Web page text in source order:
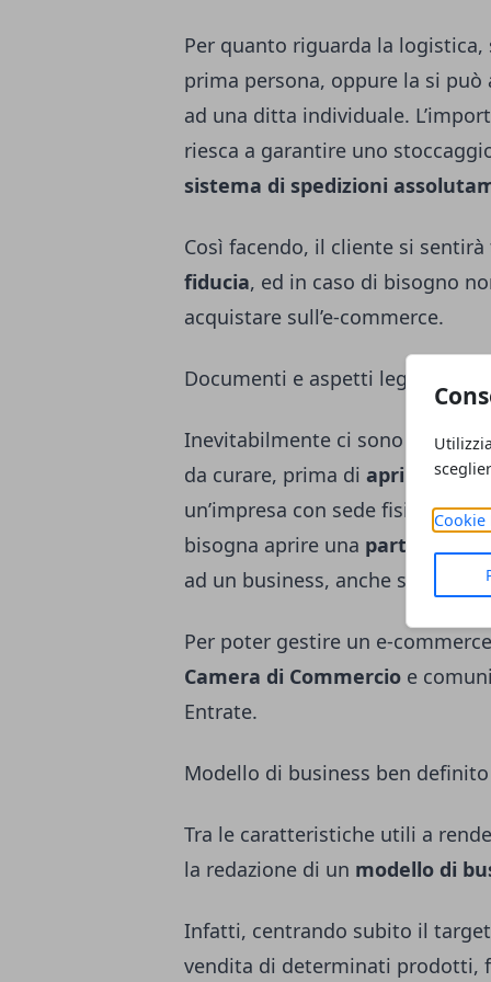
Cookie
Per quanto riguarda la
prima persona, oppure la si può
ad una ditta individuale.
riesca a garantire uno
sistema di spedizioni
Così facendo, il cliente si
fiducia, ed in caso di bisogno
acquistare sull’e-commerce.
Documenti e aspetti legali
Inevitabilmente ci sono dei
da curare, prima di aprire un e-
un’impresa con sede fisica, il
bisogna aprire una partita IVA
ad un business, anche solo
Per poter gestire un e-
Camera di Commercio e
Entrate.
Modello di business ben definito
Tra le caratteristiche utili a
la redazione di un modello di
Infatti, centrando subito il
vendita di determinati prodotti,